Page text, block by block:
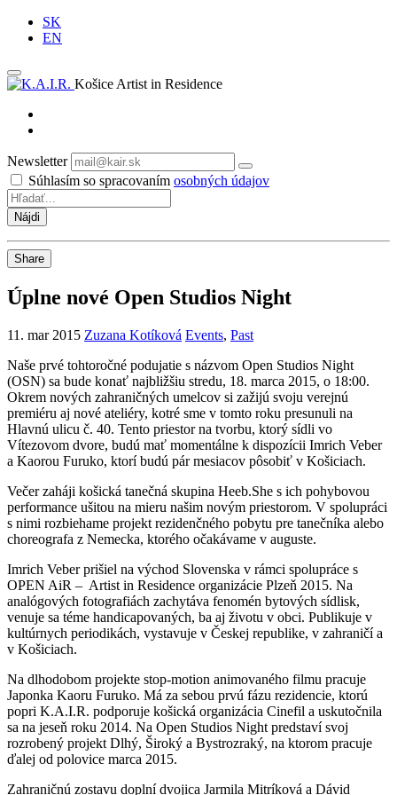
SK
EN
Košice Artist in Residence
Newsletter
Odoberať
Súhlasím so spracovaním osobných údajov
Share
Úplne nové Open Studios Night
11. mar 2015 Zuzana Kotíková Events, Past
Naše prvé tohtoročné podujatie s názvom Open Studios Night
(OSN) sa bude konať najbližšiu stredu, 18. marca 2015, o 18:00.
Okrem nových zahraničných umelcov si zažijú svoju verejnú
premiéru aj nové ateliéry, kotré sme v tomto roku presunuli na
Hlavnú ulicu č. 40. Tento priestor na tvorbu, ktorý sídli vo
Vítezovom dvore, budú mať momentálne k dispozícii Imrich Veber
a Kaorou Furuko, ktorí budú pár mesiacov pôsobiť v Košiciach.
Večer zaháji košická tanečná skupina Heeb.She s ich pohybovou
performance ušitou na mieru našim novým priestorom. V spolupráci
s nimi rozbiehame projekt rezidenčného pobytu pre tanečníka alebo
choreografa z Nemecka, ktorého očakávame v auguste.
Imrich Veber prišiel na východ Slovenska v rámci spolupráce s
OPEN AiR – Artist in Residence organizácie Plzeň 2015. Na
analógových fotografiách zachytáva fenomén bytových sídlisk,
venuje sa téme handicapovaných, ba aj životu v obci. Publikuje v
kultúrnych periodikách, vystavuje v Českej republike, v zahraničí a
v Košiciach.
Na dlhodobom projekte stop-motion animovaného filmu pracuje
Japonka Kaoru Furuko. Má za sebou prvú fázu rezidencie, ktorú
popri K.A.I.R. podporuje košická organizácia Cinefil a uskutočnila
sa na jeseň roku 2014. Na Open Studios Night predstaví svoj
rozrobený projekt Dlhý, Široký a Bystrozraký, na ktorom pracuje
ďalej od polovice marca 2015.
Zahraničnú zostavu doplní dvojica Jarmila Mitríková a Dávid